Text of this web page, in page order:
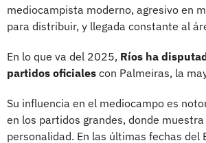
mediocampista moderno, agresivo en
para distribuir, y llegada constante al
En lo que va del 2025, Ríos ha
partidos oficiales con Palmeiras, la
Su influencia en el mediocampo es
en los partidos grandes, donde
personalidad. En las últimas fechas del